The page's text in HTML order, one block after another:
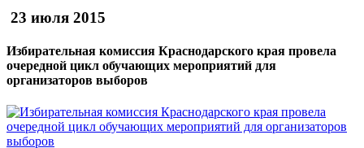
23 июля 2015
Избирательная комиссия Краснодарского края провела
очередной цикл обучающих мероприятий для
организаторов выборов